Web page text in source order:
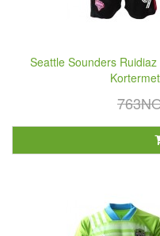
Seattle Sounders